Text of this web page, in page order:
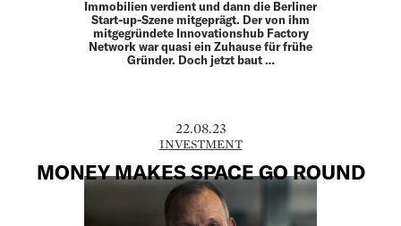
Immobilien verdient und dann die Berliner
Start-up-Szene mitgeprägt. Der von ihm
mitgegründete Innovationshub Factory
Network war quasi ein Zuhause für frühe
Gründer. Doch jetzt baut …
22.08.23
INVESTMENT
MONEY MAKES SPACE GO ROUND